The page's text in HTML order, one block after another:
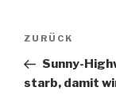
Vorheriger
Beitrag
ZURÜCK
Sunny-
starb, damit